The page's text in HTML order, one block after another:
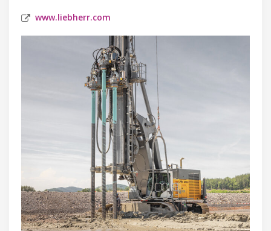
www.liebherr.com